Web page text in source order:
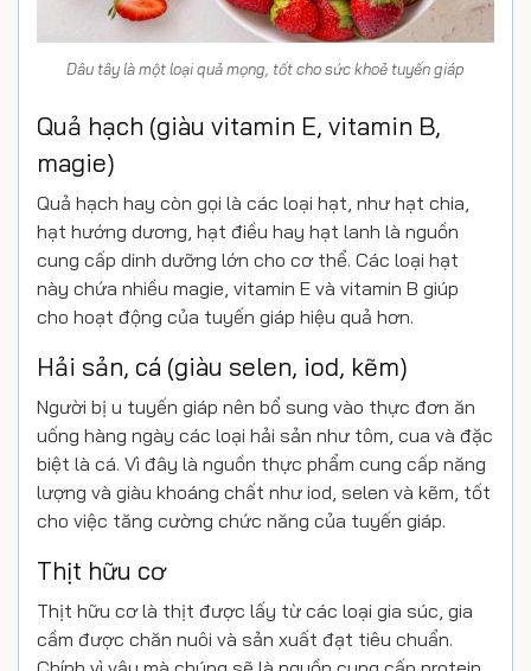
Dâu tây là một loại quả mọng, tốt cho sức khoẻ tuyến giáp
Quả hạch (giàu vitamin E, vitamin B,
magie)
Quả hạch hay còn gọi là các loại hạt, như hạt chia,
hạt hướng dương, hạt điều hay hạt lanh là nguồn
cung cấp dinh dưỡng lớn cho cơ thể. Các loại hạt
này chứa nhiều magie, vitamin E và vitamin B giúp
cho hoạt động của tuyến giáp hiệu quả hơn.
Hải sản, cá (giàu selen, iod, kẽm)
Người bị u tuyến giáp nên bổ sung vào thực đơn ăn
uống hàng ngày các loại hải sản như tôm, cua và đặc
biệt là cá. Vì đây là nguồn thực phẩm cung cấp năng
lượng và giàu khoáng chất như iod, selen và kẽm, tốt
cho việc tăng cường chức năng của tuyến giáp.
Thịt hữu cơ
Thịt hữu cơ là thịt được lấy từ các loại gia súc, gia
cầm được chăn nuôi và sản xuất đạt tiêu chuẩn.